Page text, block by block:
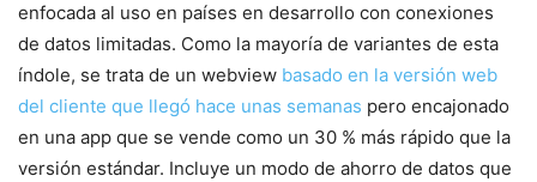
enfocada al uso en países en desarrollo con conexiones
de datos limitadas. Como la mayoría de variantes de esta
índole, se trata de un webview basado en la versión web
del cliente que llegó hace unas semanas pero encajonado
en una app que se vende como un 30 % más rápido que la
versión estándar. Incluye un modo de ahorro de datos que